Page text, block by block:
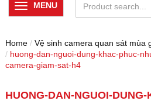
MENU
Home / Vệ sinh camera quan sát mùa
/ huong-dan-nguoi-dung-khac-phuc-
camera-giam-sat-h4
HUONG-DAN-NGUOI-